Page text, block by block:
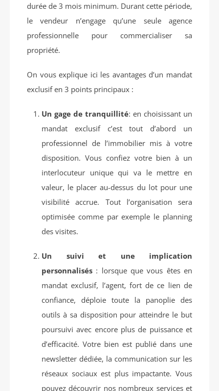
durée de 3 mois minimum. Durant cette période,
le vendeur n’engage qu’une seule agence
professionnelle pour commercialiser sa
propriété.
On vous explique ici les avantages d’un mandat
exclusif en 3 points principaux :
Un gage de tranquillité: en choisissant un
mandat exclusif c’est tout d’abord un
professionnel de l’immobilier mis à votre
disposition. Vous confiez votre bien à un
interlocuteur unique qui va le mettre en
valeur, le placer au-dessus du lot pour une
visibilité accrue. Tout l’organisation sera
optimisée comme par exemple le planning
des visites.
Un suivi et une implication
personnalisés : lorsque que vous êtes en
mandat exclusif, l’agent, fort de ce lien de
confiance, déploie toute la panoplie des
outils à sa disposition pour atteindre le but
poursuivi avec encore plus de puissance et
d’efficacité. Votre bien est publié dans une
newsletter dédiée, la communication sur les
réseaux sociaux est plus impactante. Vous
pouvez découvrir nos nombreux services et